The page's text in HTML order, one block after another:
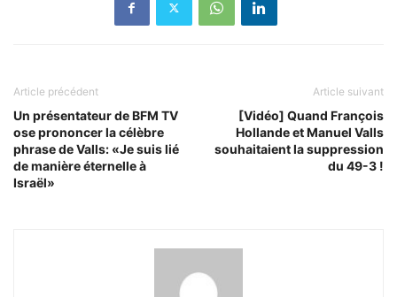
Article précédent
Un présentateur de BFM TV
ose prononcer la célèbre
phrase de Valls: «Je suis lié
de manière éternelle à
Israël»
Article suivant
[Vidéo] Quand François
Hollande et Manuel Valls
souhaitaient la suppression
du 49-3 !